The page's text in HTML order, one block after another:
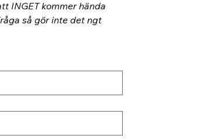
INGET kommer hända
så gör inte det ngt